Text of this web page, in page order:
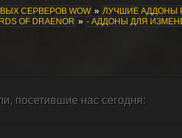
СЕРВЕРОВ WOW » ЛУЧШИЕ АДДОНЫ
OF DRAENOR » - АДДОНЫ ДЛЯ
посетившие нас сегодня: